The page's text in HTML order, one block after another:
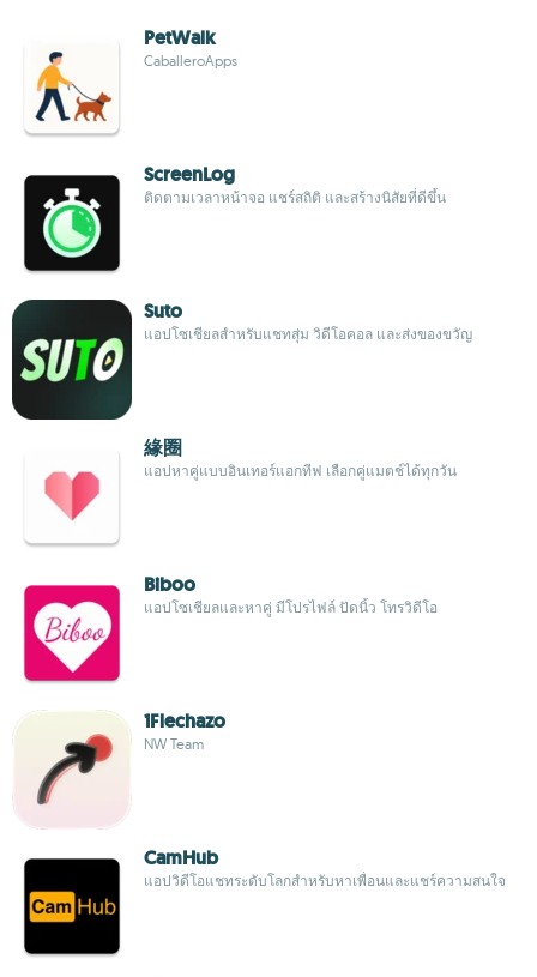
PetWalk
CaballeroApps
ScreenLog
ติดตามเวลาหน้าจอ แชร์สถิติ และสร้างนิสัยที่ดีขึ้น
Suto
แอปโซเชียลสำหรับแชทสุ่ม วิดีโอคอล และส่งของขวัญ
緣圈
แอปหาคู่แบบอินเทอร์แอกทีฟ เลือกคู่แมตช์ได้ทุกวัน
Biboo
แอปโซเชียลและหาคู่ มีโปรไฟล์ ปัดนิ้ว โทรวิดีโอ
1Flechazo
NW Team
CamHub
แอปวิดีโอแชทระดับโลกสำหรับหาเพื่อนและแชร์ความสนใจ